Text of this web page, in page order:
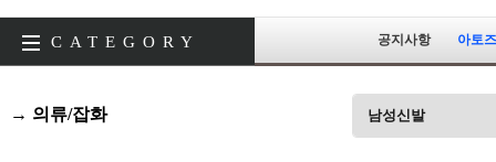
CATEGORY 공지사항 아토
→ 의류/잡화 남성신발